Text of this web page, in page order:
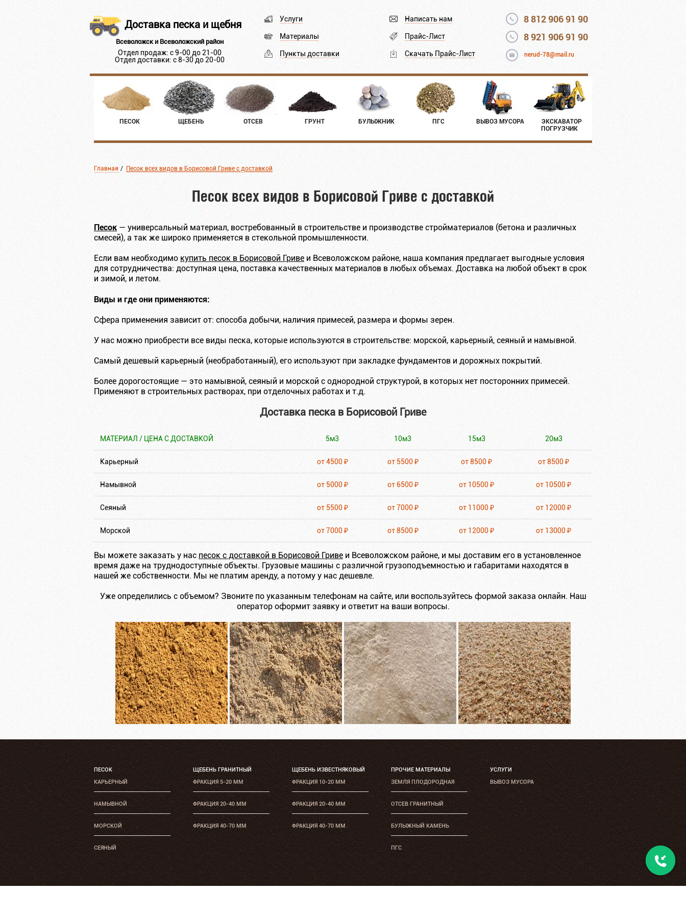
Доставка песка и щебня
Всеволожск и Всеволожский район
Отдел продаж: с 9-00 до 21-00
Отдел доставки: с 8-30 до 20-00
Услуги
Материалы
Пункты доставки
Написать нам
Прайс-Лист
Скачать Прайс-Лист
8 812 906 91 90
8 921 906 91 90
nerud-78@mail.ru
ПЕСОК ЩЕБЕНЬ ОТСЕВ ГРУНТ БУЛЫЖНИК ПГС ВЫВОЗ МУСОРА
ЭКСКАВАТОР
ПОГРУЗЧИК
Главная / Песок всех видов в Борисовой Гриве с доставкой
Песок всех видов в Борисовой Гриве с доставкой
Песок — универсальный материал, востребованный в строительстве и производстве стройматериалов (бетона и различных
смесей), а так же широко применяется в стекольной промышленности.
Если вам необходимо купить песок в Борисовой Гриве и Всеволожском районе, наша компания предлагает выгодные условия
для сотрудничества: доступная цена, поставка качественных материалов в любых объемах. Доставка на любой объект в срок
и зимой, и летом.
Виды и где они применяются:
Сфера применения зависит от: способа добычи, наличия примесей, размера и формы зерен.
У нас можно приобрести все виды песка, которые используются в строительстве: морской, карьерный, сеяный и намывной.
Самый дешевый карьерный (необработанный), его используют при закладке фундаментов и дорожных покрытий.
Более дорогостоящие — это намывной, сеяный и морской с однородной структурой, в которых нет посторонних примесей.
Применяют в строительных растворах, при отделочных работах и т.д.
Доставка песка в Борисовой Гриве
МАТЕРИАЛ / ЦЕНА С ДОСТАВКОЙ 5м3 10м3 15м3 20м3
Карьерный от 4500 ₽ от 5500 ₽ от 8500 ₽ от 8500 ₽
Намывной от 5000 ₽ от 6500 ₽ от 10500 ₽ от 10500 ₽
Сеяный от 5500 ₽ от 7000 ₽ от 11000 ₽ от 12000 ₽
Морской от 7000 ₽ от 8500 ₽ от 12000 ₽ от 13000 ₽
Вы можете заказать у нас песок с доставкой в Борисовой Гриве и Всеволожском районе, и мы доставим его в установленное
время даже на труднодоступные объекты. Грузовые машины с различной грузоподъемностью и габаритами находятся в
нашей же собственности. Мы не платим аренду, а потому у нас дешевле.
Уже определились с объемом? Звоните по указанным телефонам на сайте, или воспользуйтесь формой заказа онлайн. Наш
оператор оформит заявку и ответит на ваши вопросы.
ПЕСОК
КАРЬЕРНЫЙ
НАМЫВНОЙ
МОРСКОЙ
СЕЯНЫЙ
ЩЕБЕНЬ ГРАНИТНЫЙ
ФРАКЦИЯ 5-20 ММ
ФРАКЦИЯ 20-40 ММ
ФРАКЦИЯ 40-70 ММ
ЩЕБЕНЬ ИЗВЕСТНЯКОВЫЙ
ФРАКЦИЯ 10-20 ММ
ФРАКЦИЯ 20-40 ММ
ФРАКЦИЯ 40-70 ММ
ПРОЧИЕ МАТЕРИАЛЫ
ЗЕМЛЯ ПЛОДОРОДНАЯ
ОТСЕВ ГРАНИТНЫЙ
БУЛЫЖНЫЙ КАМЕНЬ
ПГС
УСЛУГИ
ВЫВОЗ МУСОРА